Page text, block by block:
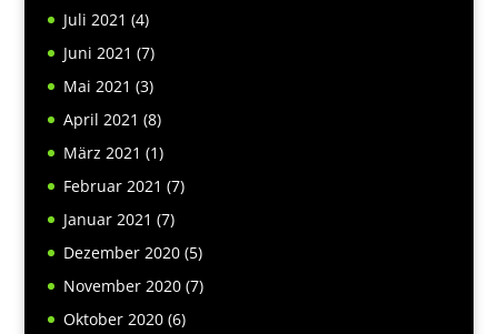
Juli 2021 (4)
Juni 2021 (7)
Mai 2021 (3)
April 2021 (8)
März 2021 (1)
Februar 2021 (7)
Januar 2021 (7)
Dezember 2020(5)
November 2020(7)
Oktober 2020(6)